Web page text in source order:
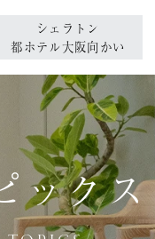
シェラトン
都ホテル大阪向かい
ックス